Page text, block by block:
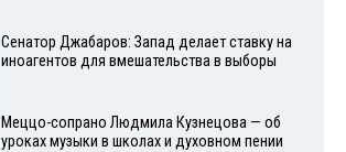
Сенатор Джабаров: Запад делает ставку на
иноагентов для вмешательства в выборы
Меццо-сопрано Людмила Кузнецова — об
уроках музыки в школах и духовном пении